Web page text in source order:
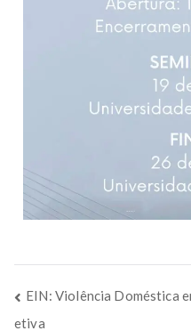
EIN: Violência Doméstica
etiva